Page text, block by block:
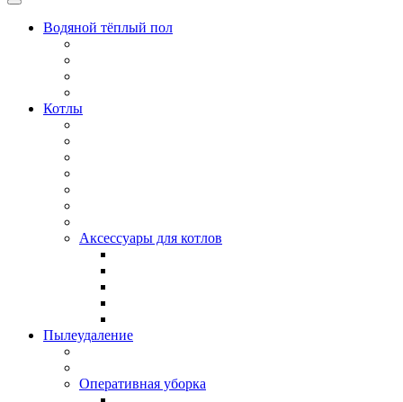
Водяной тёплый пол
Котлы
Аксессуары для котлов
Пылеудаление
Оперативная уборка